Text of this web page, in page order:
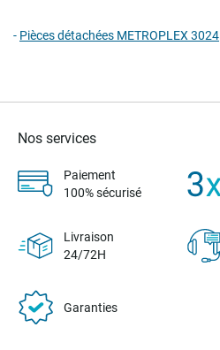
- Pièces détachées METROPLEX 3024
Nos services
Paiement
100% sécurisé
Livraison
24/72H
Garanties